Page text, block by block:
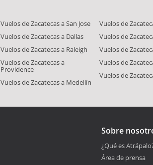
Vuelos de Zacatecas a San Jose
Vuelos de Zacatecas a Dallas
Vuelos de Zacatecas a Raleigh
Vuelos de Zacatecas a
Providence
Vuelos de Zacatecas a Medellín
Vuelos de
Vuelos de
Vuelos de
Vuelos de
Vuelos de
Sobre
¿Qué es
Área de prensa